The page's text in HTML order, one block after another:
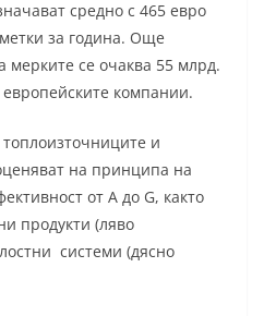
средно с 465 евро
за година. Още
мерките се очаква 55 млрд.
компании.
и
на принципа на
от A до G, както
продукти (ляво
системи (дясно